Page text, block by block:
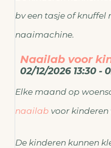
bv een tasje of knuffel
naaimachine.
Naailab voor
02/12/2026 13:30 -
Elke maand op
naailab voor kinderen
De kinderen kunnen